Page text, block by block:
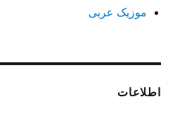
موزیک عربی
اطلاعات